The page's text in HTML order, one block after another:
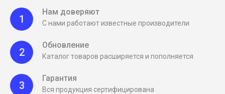
1
Нам доверяют
С нами работают известные производители
2
Обновление
Каталог товаров расширяется и пополняется
3
Гарантия
Вся продукция сертифицирована